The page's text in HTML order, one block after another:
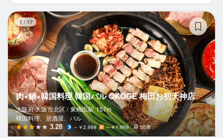
1 / 17
肉×鍋×韓国料理 韓国バル OKOGE 梅田お初天神店
大阪府 大阪市北区 / 東梅田駅 157m
韓国料理、居酒屋、バル
3.28 ～￥2,999 ～￥1,999 50席